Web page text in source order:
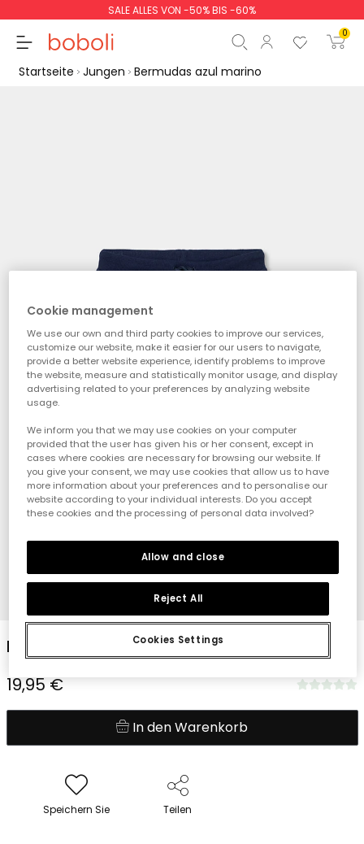
SALE ALLES VON -50% BIS -60%
0
Startseite Jungen Bermudas azul marino
2 3
Bermudas azul marino
19,95 €
In den Warenkorb
Speichern Sie Teilen
Cookie management
We use our own and third party cookies to improve our services,
customize our website, make it easier for our users to navigate,
provide a better website experience, identify problems to improve
the website, measure and statistically monitor usage, and display
advertising related to your preferences by analyzing website
usage.
We inform you that we may use cookies on your computer
provided that the user has given his or her consent, except in
cases where cookies are necessary for browsing our website. If
you give your consent, we may use cookies that allow us to have
more information about your preferences and to personalise our
website according to your individual interests. Do you accept
these cookies and the processing of personal data involved?
Cookies Settings
Reject All
Allow and close